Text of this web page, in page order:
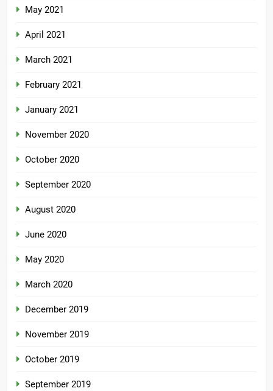
May 2021
April 2021
March 2021
February 2021
January 2021
November 2020
October 2020
September 2020
August 2020
June 2020
May 2020
March 2020
December 2019
November 2019
October 2019
September 2019